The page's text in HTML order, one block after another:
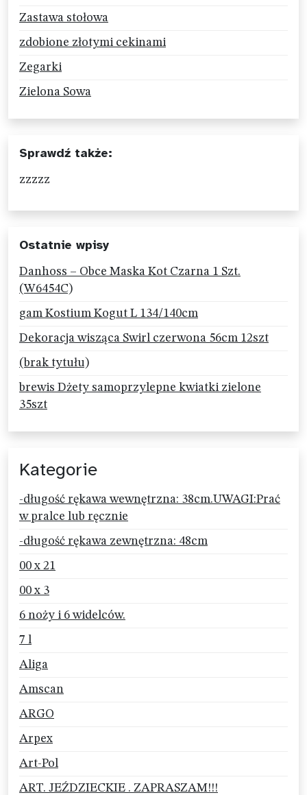
Zastawa stołowa
zdobione złotymi cekinami
Zegarki
Zielona Sowa
Sprawdź także:
zzzzz
Ostatnie wpisy
Danhoss – Obce Maska Kot Czarna 1 Szt.
(W6454C)
gam Kostium Kogut L 134/140cm
Dekoracja wisząca Swirl czerwona 56cm 12szt
(brak tytułu)
brewis Dżety samoprzylepne kwiatki zielone
35szt
Kategorie
-długość rękawa wewnętrzna: 38cm.UWAGI:Prać
w pralce lub ręcznie
-długość rękawa zewnętrzna: 48cm
00 x 21
00 x 3
6 noży i 6 widelców.
7 l
Aliga
Amscan
ARGO
Arpex
Art-Pol
ART. JEŹDZIECKIE . ZAPRASZAM!!!